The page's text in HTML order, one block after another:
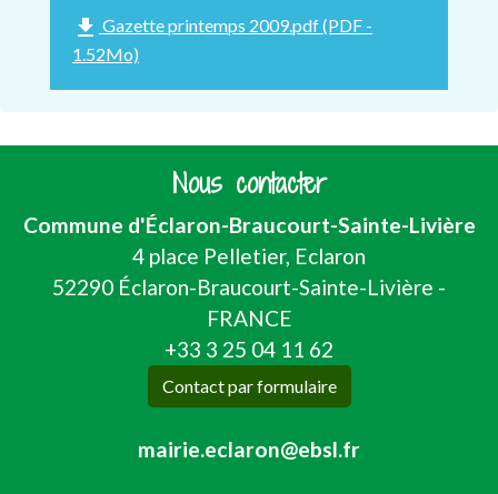
file_download Gazette printemps 2009.pdf (PDF -
1.52Mo)
Nous contacter
Commune d'Éclaron-Braucourt-Sainte-Livière
4 place Pelletier, Eclaron
52290 Éclaron-Braucourt-Sainte-Livière -
FRANCE
+33 3 25 04 11 62
Contact par formulaire
mairie.eclaron@ebsl.fr